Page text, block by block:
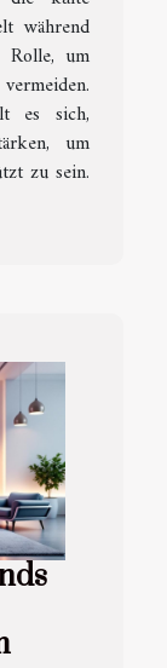
während
um
es sich,
um
zu sein.